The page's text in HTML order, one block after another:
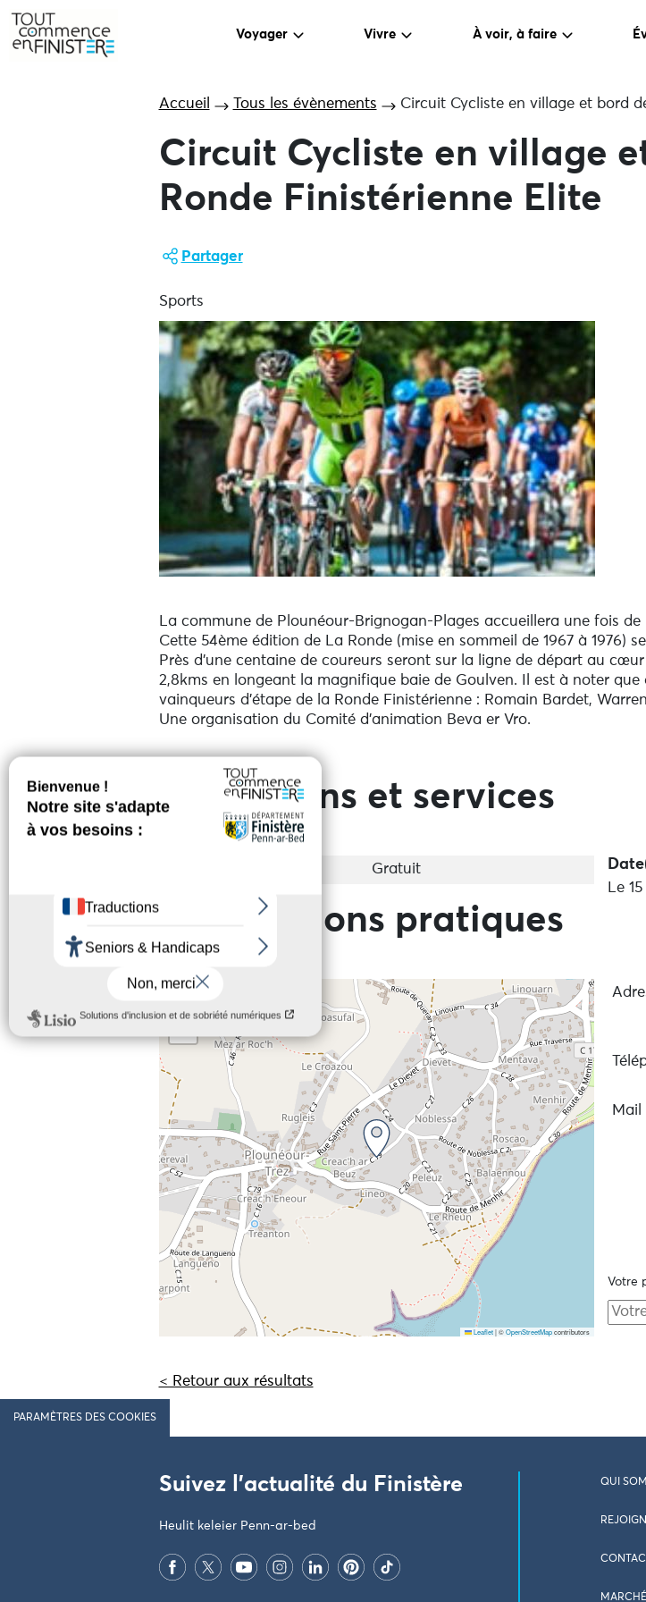
Voyager Vivre À voir, à faire
Accueil Tous les évènements Circuit Cycliste en village et bord
Circuit Cycliste en village
Ronde Finistérienne Elite
Partager
Sports
La commune de Plounéour-Brignogan-Plages accueillera une fois
Cette 54ème édition de La Ronde (mise en sommeil de 1967 à 1976)
Près d'une centaine de coureurs seront sur la ligne de départ au
2,8kms en longeant la magnifique baie de Goulven. Il est à noter
vainqueurs d'étape de la Ronde Finistérienne : Romain Bardet,
Une organisation du Comité d'animation Beva er Vro.
Prestations et services
Gratuit
Le
Informations pratiques
Leaflet |©OpenStreetMapcontributors
Mail
Votre
< Retour aux résultats
PARAMÈTRES DES COOKIES
Suivez l'actualité du Finistère
Heulit keleier Penn-ar-bed
QUI
CONTACT